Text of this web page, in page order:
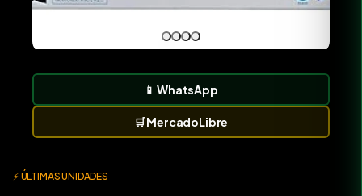
📱WhatsApp
🛒MercadoLibre
⚡ ÚLTIMAS UNIDADES